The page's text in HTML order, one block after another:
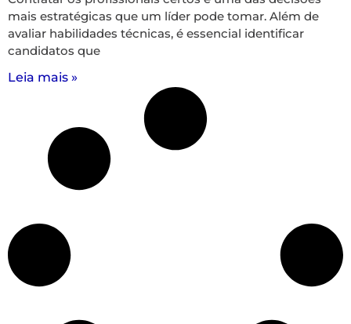
mais estratégicas que um líder pode tomar. Além de
avaliar habilidades técnicas, é essencial identificar
candidatos que
Leia mais »